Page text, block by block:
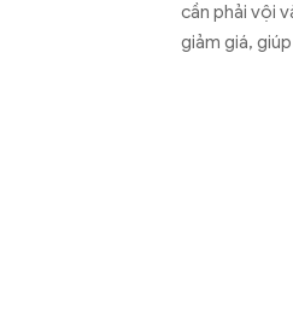
cần phải vội
giảm giá,